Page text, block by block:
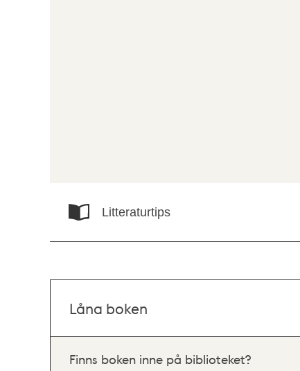
Litteraturtips
Låna boken
Finns boken inne på biblioteket?